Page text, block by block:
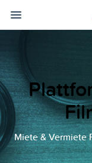
Miete & Vermiete